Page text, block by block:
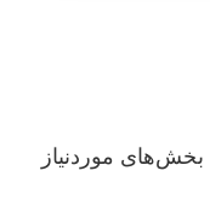
بخش‌های موردنیاز